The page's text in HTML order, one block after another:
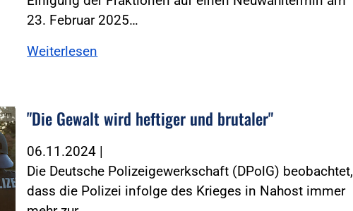
23. Februar 2025…
Weiterlesen
"Die Gewalt wird heftiger und brutaler"
06.11.2024 |
Die Deutsche Polizeigewerkschaft (DPolG) beobachtet,
dass die Polizei infolge des Krieges in Nahost immer